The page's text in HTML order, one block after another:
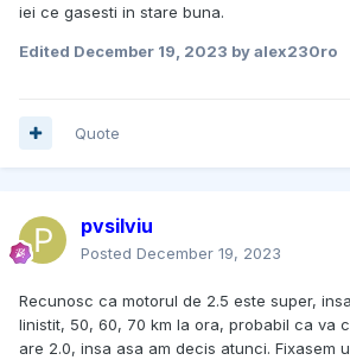
iei ce gasesti in stare buna.
Edited December 19, 2023 by alex230ro
Quote
pvsilviu
Posted December 19, 2023
Recunosc ca motorul de 2.5 este super,
linistit, 50, 60, 70 km la ora, probabil ca va
are 2.0, insa asa am decis atunci. Fixasem